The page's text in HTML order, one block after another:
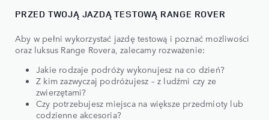
PRZED TWOJĄ JAZDĄ TESTOWĄ RANGE ROVER
Aby w pełni wykorzystać jazdę testową i poznać możliwości
oraz luksus Range Rovera, zalecamy rozważenie:
Jakie rodzaje podróży wykonujesz na co dzień?
Z kim zazwyczaj podróżujesz – z ludźmi czy ze
zwierzętami?
Czy potrzebujesz miejsca na większe przedmioty lub
codzienne akcesoria?